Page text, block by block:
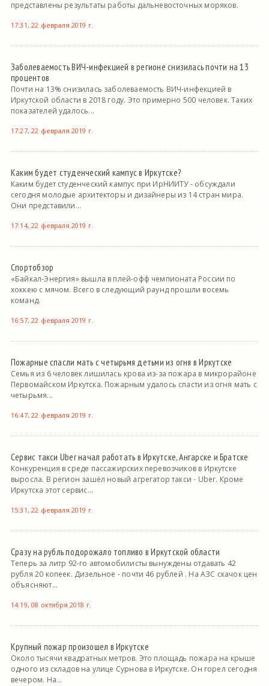
представлены результаты работы дальневосточных моряков.
17:31, 22 февраля 2019 г.
Заболеваемость ВИЧ-инфекцией в регионе снизилась почти на 13
процентов
Почти на 13% снизилась заболеваемость ВИЧ-инфекцией в
Иркутской области в 2018 году. Это примерно 500 человек. Таких
показателей удалось...
17:27, 22 февраля 2019 г.
Каким будет студенческий кампус в Иркутске?
Каким будет студенческий кампус при ИрНИИТУ - обсуждали
сегодня молодые архитекторы и дизайнеры из 14 стран мира.
Они представили...
17:14, 22 февраля 2019 г.
Спортобзор
«Байкал-Энергия» вышла в плей-офф чемпионата России по
хоккею с мячом. Всего в следующий раунд прошли восемь
команд.
16:57, 22 февраля 2019 г.
Пожарные спасли мать с четырьмя детьми из огня в Иркутске
Семья из 6 человек лишилась крова из-за пожара в микрорайоне
Первомайском Иркутска. Пожарным удалось спасти из огня мать с
четырьмя...
16:47, 22 февраля 2019 г.
Сервис такси Uber начал работать в Иркутске, Ангарске и Братске
Конкуренция в среде пассажирских перевозчиков в Иркутске
выросла. В регион зашёл новый агрегатор такси - Uber. Кроме
Иркутска этот сервис...
15:31, 22 февраля 2019 г.
Сразу на рубль подорожало топливо в Иркутской области
Теперь за литр 92-го автомобилисты вынуждены отдавать 42
рубля 20 копеек. Дизельное - почти 46 рублей . На АЗС скачок цен
объясняют...
14:19, 08 октября 2018 г.
Крупный пожар произошел в Иркутске
Около тысячи квадратных метров. Это площадь пожара на крыше
одного из складов на улице Сурнова в Иркутске. Он горел сегодня
вечером. На...